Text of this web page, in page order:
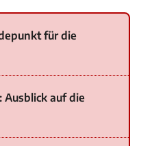
für die
Ausblick auf die